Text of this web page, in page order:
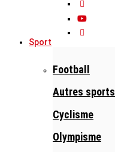
Sport
Football
Autres sports
Cyclisme
Olympisme